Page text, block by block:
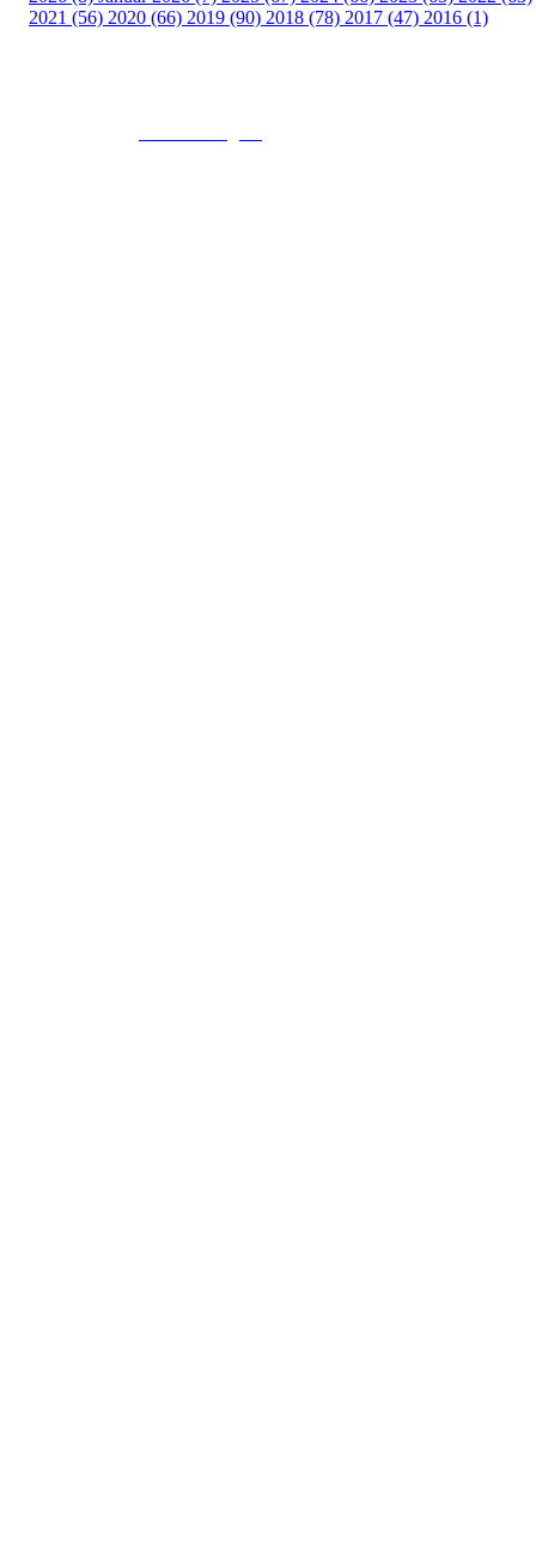
2021 (56) 2020 (66) 2019 (90) 2018 (78) 2017 (47) 2016 (1)